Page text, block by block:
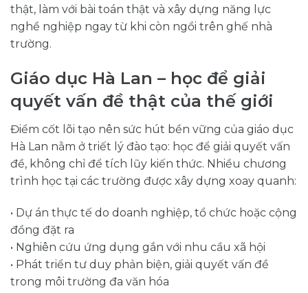
thật, làm với bài toán thật và xây dựng năng lực
nghề nghiệp ngay từ khi còn ngồi trên ghế nhà
trường.
Giáo dục Hà Lan – học để giải
quyết vấn đề thật của thế giới
Điểm cốt lõi tạo nên sức hút bền vững của giáo dục
Hà Lan nằm ở triết lý đào tạo: học để giải quyết vấn
đề, không chỉ để tích lũy kiến thức. Nhiều chương
trình học tại các trường được xây dựng xoay quanh:
• Dự án thực tế do doanh nghiệp, tổ chức hoặc cộng
đồng đặt ra
• Nghiên cứu ứng dụng gắn với nhu cầu xã hội
• Phát triển tư duy phản biện, giải quyết vấn đề
trong môi trường đa văn hóa